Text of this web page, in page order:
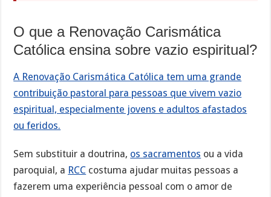
O que a Renovação Carismática
Católica ensina sobre vazio espiritual?
A Renovação Carismática Católica tem uma grande
contribuição pastoral para pessoas que vivem vazio
espiritual, especialmente jovens e adultos afastados
ou feridos.
Sem substituir a doutrina, os sacramentos ou a vida
paroquial, a RCC costuma ajudar muitas pessoas a
fazerem uma experiência pessoal com o amor de